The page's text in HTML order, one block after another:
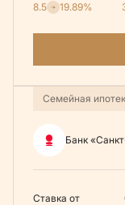
8.5
19.89%
Семейная
Банк
Ставка от